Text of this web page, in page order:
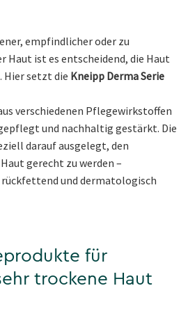
empfindlicher oder zu
Haut ist es entscheidend, die Haut
setzt die Kneipp Derma Serie
verschiedenen Pflegewirkstoffen
und nachhaltig gestärkt. Die
darauf ausgelegt, den
gerecht zu werden –
und dermatologisch
für
trockene Haut